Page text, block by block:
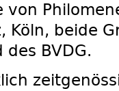
Köln, beide
BVDG.